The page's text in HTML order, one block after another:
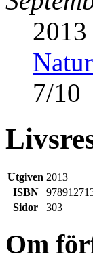
2013
7/10
Utgiven 2013
ISBN
Sidor
303
Om